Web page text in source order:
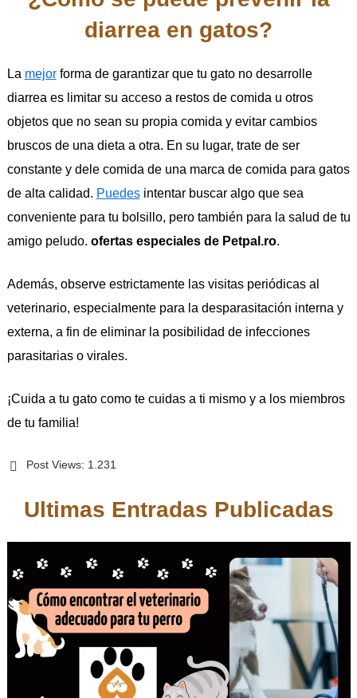
diarrea en gatos?
La mejorforma de garantizar que tu gato no desarrolle
diarrea es limitar su acceso a restos de comida u otros
objetos que no sean su propia comida y evitar cambios
bruscos de una dieta a otra. En su lugar, trate de ser
constante y dele comida de una marca de comida para gatos
de alta calidad. Puedesintentar buscar algo que sea
conveniente para tu bolsillo, pero también para la salud de tu
amigo peludo. ofertas especiales de Petpal.ro.
Además, observe estrictamente las visitas periódicas al
veterinario, especialmente para la desparasitación interna y
externa, a fin de eliminar la posibilidad de infecciones
parasitarias o virales.
¡Cuida a tu gato como te cuidas a ti mismo y a los miembros
de tu familia!
Post Views: 1.231
Ultimas Entradas Publicadas